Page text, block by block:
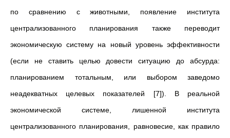
по сравнению с животными, появление института
централизованного планирования также переводит
экономическую систему на новый уровень эффективности
(если не ставить целью довести ситуацию до абсурда:
планированием тотальным, или выбором заведомо
неадекватных целевых показателей [7]). В реальной
экономической системе, лишенной института
централизованного планирования, равновесие, как правило